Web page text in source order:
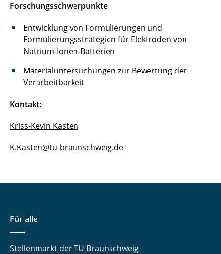
Forschungsschwerpunkte
Entwicklung von Formulierungen und
Formulierungsstrategien für Elektroden von
Natrium-Ionen-Batterien
Materialuntersuchungen zur Bewertung der
Verarbeitbarkeit
Kontakt:
Kriss-Kevin Kasten
K.Kasten@tu-braunschweig.de
Für alle
Stellenmarkt der TU Braunschweig